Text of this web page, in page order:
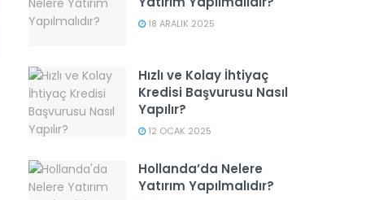
18 ARALIK 2025
Hızlı ve Kolay İhtiyaç
Kredisi Başvurusu Nasıl
Yapılır?
12 OCAK 2025
Hollanda’da Nelere
Yatırım Yapılmalıdır?